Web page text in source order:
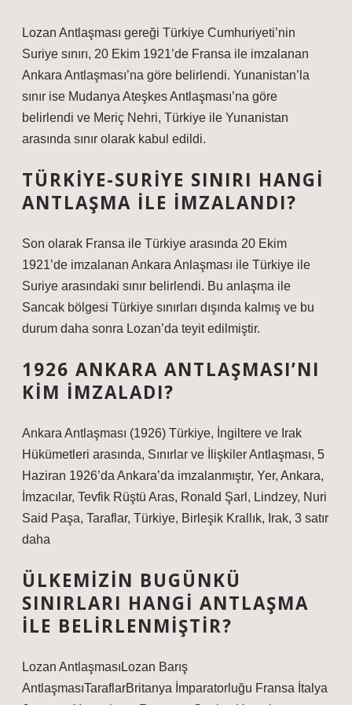
Lozan Antlaşması gereği Türkiye Cumhuriyeti’nin
Suriye sınırı, 20 Ekim 1921’de Fransa ile imzalanan
Ankara Antlaşması’na göre belirlendi. Yunanistan’la
sınır ise Mudanya Ateşkes Antlaşması’na göre
belirlendi ve Meriç Nehri, Türkiye ile Yunanistan
arasında sınır olarak kabul edildi.
TÜRKIYE-SURIYE SINIRI HANGI
ANTLAŞMA ILE IMZALANDI?
Son olarak Fransa ile Türkiye arasında 20 Ekim
1921’de imzalanan Ankara Anlaşması ile Türkiye ile
Suriye arasındaki sınır belirlendi. Bu anlaşma ile
Sancak bölgesi Türkiye sınırları dışında kalmış ve bu
durum daha sonra Lozan’da teyit edilmiştir.
1926 ANKARA ANTLAŞMASI’NI
KIM IMZALADI?
Ankara Antlaşması (1926) Türkiye, İngiltere ve Irak
Hükümetleri arasında, Sınırlar ve İlişkiler Antlaşması, 5
Haziran 1926’da Ankara’da imzalanmıştır, Yer, Ankara,
İmzacılar, Tevfik Rüştü Aras, Ronald Şarl, Lindzey, Nuri
Said Paşa, Taraflar, Türkiye, Birleşik Krallık, Irak, 3 satır
daha
ÜLKEMIZIN BUGÜNKÜ
SINIRLARI HANGI ANTLAŞMA
ILE BELIRLENMIŞTIR?
Lozan AntlaşmasıLozan Barış
AntlaşmasıTaraflarBritanya İmparatorluğu Fransa İtalya